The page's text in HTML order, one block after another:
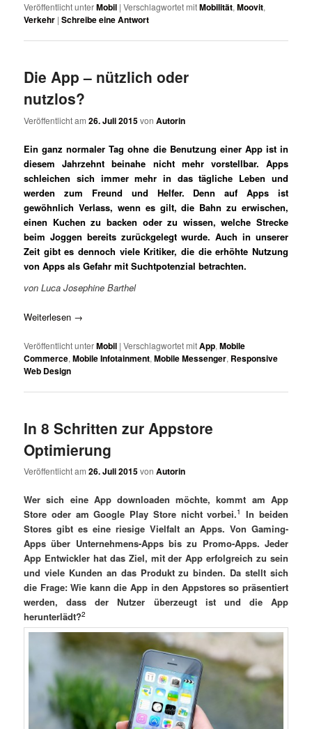
Veröffentlicht unterMobil |Verschlagwortet mitMobilität,Moovit,
Verkehr |Schreibe eine Antwort
Die App – nützlich oder
nutzlos?
Veröffentlicht am26. Juli 2015vonAutorin
Ein ganz normaler Tag ohne die Benutzung einer App ist in
diesem Jahrzehnt beinahe nicht mehr vorstellbar. Apps
schleichen sich immer mehr in das tägliche Leben und
werden zum Freund und Helfer. Denn auf Apps ist
gewöhnlich Verlass, wenn es gilt, die Bahn zu erwischen,
einen Kuchen zu backen oder zu wissen, welche Strecke
beim Joggen bereits zurückgelegt wurde. Auch in unserer
Zeit gibt es dennoch viele Kritiker, die die erhöhte Nutzung
von Apps als Gefahr mit Suchtpotenzial betrachten.
von Luca Josephine Barthel
Weiterlesen →
Veröffentlicht unterMobil |Verschlagwortet mitApp,Mobile
Commerce,Mobile Infotainment,Mobile Messenger, Responsive
Web Design
In 8 Schritten zur Appstore
Optimierung
Veröffentlicht am26. Juli 2015vonAutorin
Wer sich eine App downloaden möchte, kommt am App
Store oder am Google Play Store nicht vorbei.1
In beiden
Stores gibt es eine riesige Vielfalt an Apps. Von Gaming-
Apps über Unternehmens-Apps bis zu Promo-Apps. Jeder
App Entwickler hat das Ziel, mit der App erfolgreich zu sein
und viele Kunden an das Produkt zu binden. Da stellt sich
die Frage: Wie kann die App in den Appstores so präsentiert
werden, dass der Nutzer überzeugt ist und die App
herunterlädt?2